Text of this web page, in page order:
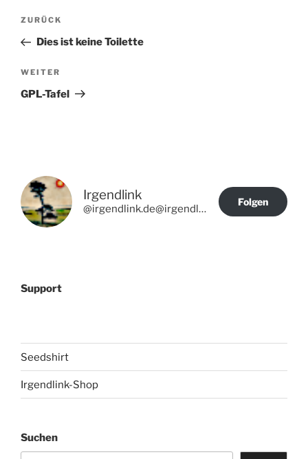
Beitragsnavigation
Vorheriger
Beitrag
ZURÜCK
Dies ist keine Toilette
Nächster
Beitrag
WEITER
GPL-Tafel
Irgendlink
@irgendlink.de@irgendlink.de
Folgen
Support
Seedshirt
Irgendlink-Shop
Suchen